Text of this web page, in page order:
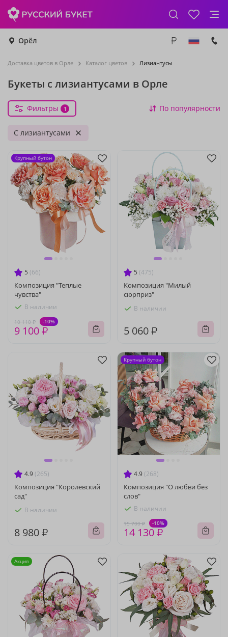
Орёл
Доставка цветов в Орле Каталог цветов Лизиантусы
Букеты с лизиантусами в Орле
Фильтры 1 По популярности
С лизиантусами
5 (66)
Композиция "Теплые
чувства"
В наличии
10 110 ₽ -10%
9 100 ₽
Крупный бутон
5 (475)
Композиция "Милый
сюрприз"
В наличии
5 060 ₽
4.9 (265)
Композиция "Королевский
сад"
В наличии
8 980 ₽
4.9 (268)
Композиция "О любви без
слов"
В наличии
15 700 ₽ -10%
14 130 ₽
Крупный бутон
Акция